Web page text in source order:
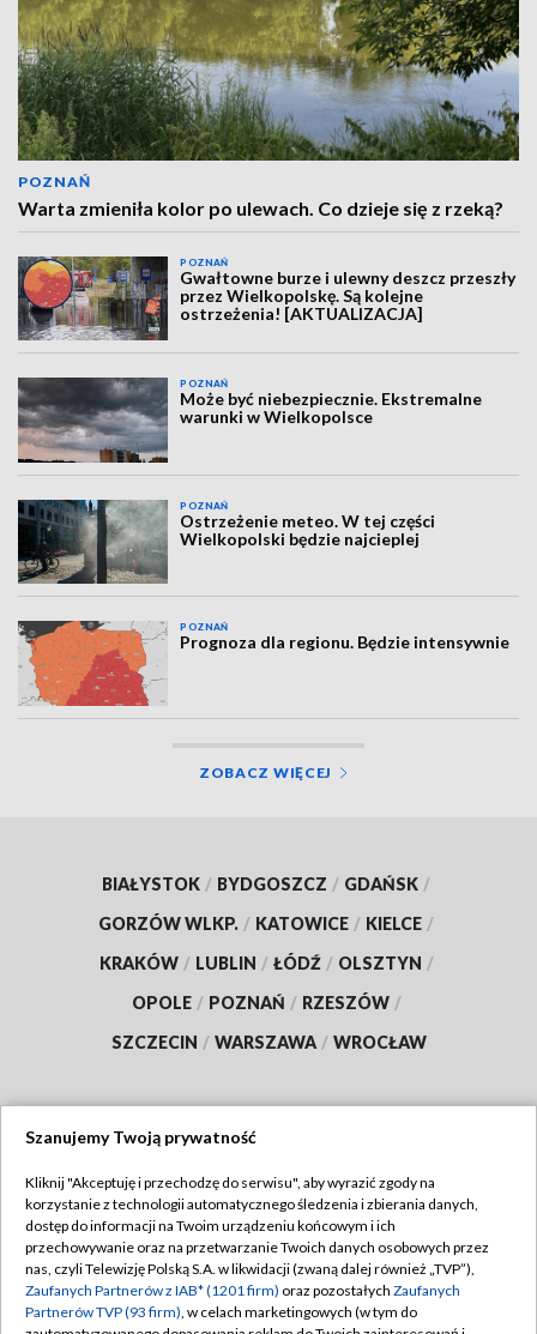
POZNAŃ
Warta zmieniła kolor po ulewach. Co dzieje się z rzeką?
POZNAŃ
Gwałtowne burze i ulewny deszcz przeszły
przez Wielkopolskę. Są kolejne
ostrzeżenia! [AKTUALIZACJA]
POZNAŃ
Może być niebezpiecznie. Ekstremalne
warunki w Wielkopolsce
POZNAŃ
Ostrzeżenie meteo. W tej części
Wielkopolski będzie najcieplej
POZNAŃ
Prognoza dla regionu. Będzie intensywnie
ZOBACZ WIĘCEJ
BIAŁYSTOK / BYDGOSZCZ / GDAŃSK /
GORZÓW WLKP. / KATOWICE / KIELCE /
KRAKÓW / LUBLIN / ŁÓDŹ / OLSZTYN /
OPOLE / POZNAŃ / RZESZÓW /
SZCZECIN / WARSZAWA / WROCŁAW
TVP
Abonament TVP
Emisja w TVP
Centrum informacji TVP
Regulamin TVP
Polityka prywatności
Szanujemy Twoją prywatność
Kliknij "Akceptuję i przechodzę do serwisu", aby wyrazić zgody na
korzystanie z technologii automatycznego śledzenia i zbierania danych,
dostęp do informacji na Twoim urządzeniu końcowym i ich
przechowywanie oraz na przetwarzanie Twoich danych osobowych przez
nas, czyli Telewizję Polską S.A. w likwidacji (zwaną dalej również „TVP”),
Zaufanych Partnerów z IAB* (1201 firm) oraz pozostałych Zaufanych
Partnerów TVP (93 firm), w celach marketingowych (w tym do